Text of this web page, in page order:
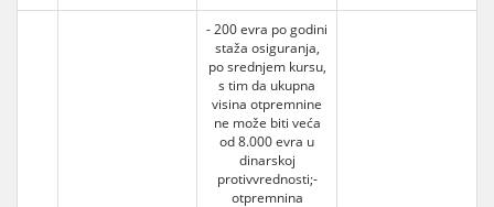
- 200 evra po godini
staža osiguranja,
po srednjem kursu,
s tim da ukupna
visina otpremnine
ne može biti veća
od 8.000 evra u
dinarskoj
protivvrednosti;-
otpremnina